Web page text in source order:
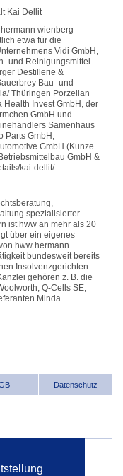
Kai Dellit
wienberg
etwa für die
Vidi GmbH,
und Reinigungsmittel
Destillerie &
Bau- und
Thüringen Porzellan
Health Invest GmbH, der
GmbH und
Samenhaus
Parts GmbH,
GmbH (Kunze
GmbH &
kai-dellit/
spezialisierter
ist hww an mehr als 20
über ein eigenes
hww hermann
bundesweit bereits
Insolvenzgerichten
gehören z. B. die
Q-Cells SE,
Minda.
Datenschutz